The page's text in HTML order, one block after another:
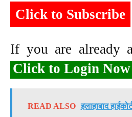
Click to Subscribe
If you are already
Click to Login Now
READ ALSO इलाहाबाद